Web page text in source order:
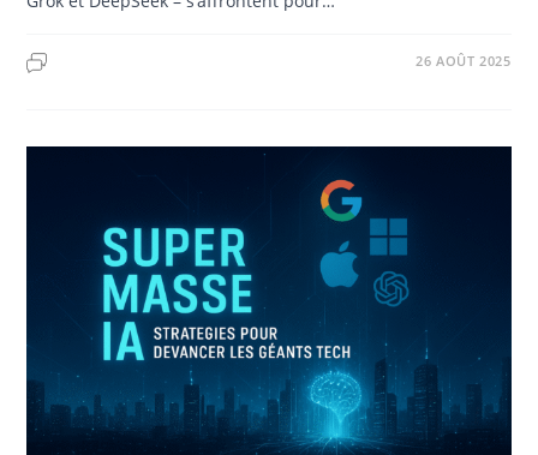
26 AOÛT 2025